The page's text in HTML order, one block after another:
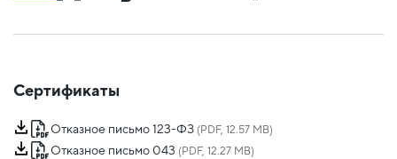
Сертификаты
Отказное письмо 123-ФЗ (PDF, 12.57 MB)
Отказное письмо 043 (PDF, 12.27 MB)